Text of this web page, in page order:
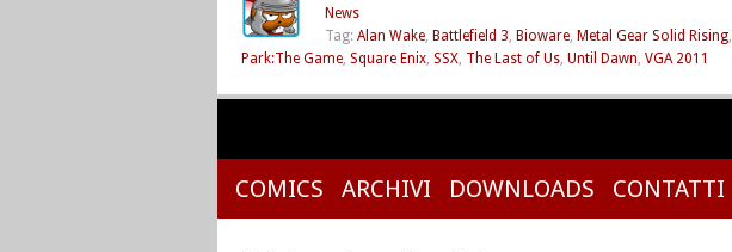
News
Tag: Alan Wake, Battlefield 3, Bioware, Metal Gear Solid Rising,
Park:The Game, Square Enix, SSX, The Last of Us, Until Dawn, VGA 2011
COMICS ARCHIVI DOWNLOADS CONTATTI